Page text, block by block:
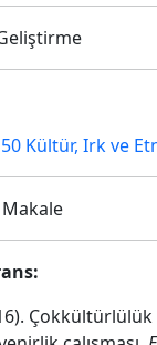
Kültür, Irk ve
Makale
Çokkültürlülük